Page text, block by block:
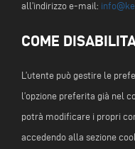
all’indirizzo e-mail:
COME
L’utente può gestire le
l’opzione preferita già nel
potrà modificare i propri
accedendo alla sezione